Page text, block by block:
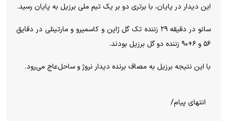
این دیدار در پایان، با برتری دو بر یک تیم ملی برزیل به پایان رسید.
سانو در دقیقه ۲۹ زننده تک گل ژاپن و کاسمیرو و مارتینلی در دقایق
۵۶ و ۶+۹۰ زننده دو گل برزیل بودند.
با این نتیجه برزیل به مصاف برنده دیدار نروژ و ساحل‌عاج می‌رود.
انتهای پیام/